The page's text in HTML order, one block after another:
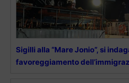
Sigilli alla “Mare Jonio”, si
favoreggiamento